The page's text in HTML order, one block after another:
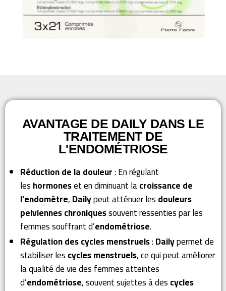
AVANTAGE DE DAILY DANS LE
TRAITEMENT DE
L'ENDOMÉTRIOSE
Réduction de la douleur: En régulant
leshormoneset en diminuant lacroissance de
l’endomètre,Dailypeut atténuer lesdouleurs
pelviennes chroniquessouvent ressenties par les
femmes souffrant d’endométriose.
Régulation des cycles menstruels:Dailypermet de
stabiliser lescycles menstruels, ce qui peut améliorer
la qualité de vie des femmes atteintes
d’endométriose, souvent sujettes à descycles